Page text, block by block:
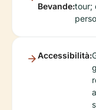
Bevande:tour;
Accessibilità: